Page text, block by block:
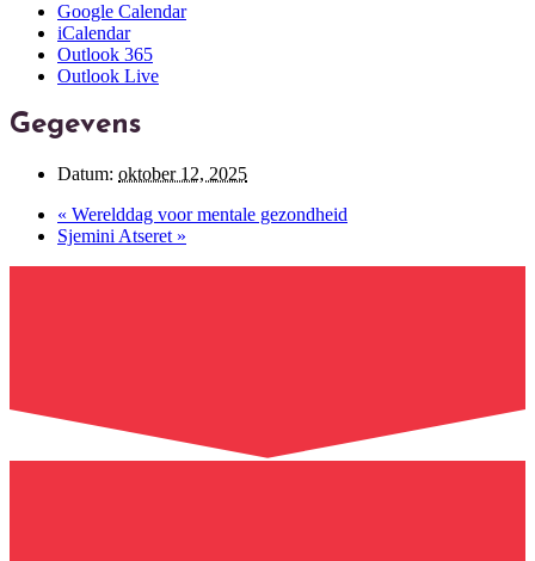
Google Calendar
iCalendar
Outlook 365
Outlook Live
Gegevens
Datum: oktober 12, 2025
« Werelddag voor mentale gezondheid
Sjemini Atseret »